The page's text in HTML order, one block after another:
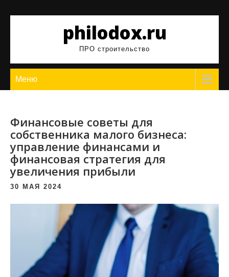
philodox.ru
ПРО строительство
Меню
Финансовые советы для
собственника малого бизнеса:
управление финансами и
финансовая стратегия для
увеличения прибыли
30 МАЯ 2024